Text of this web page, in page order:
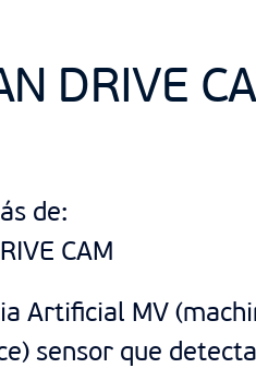
DRIVE
de:
CAM
Artificial MV
sensor que